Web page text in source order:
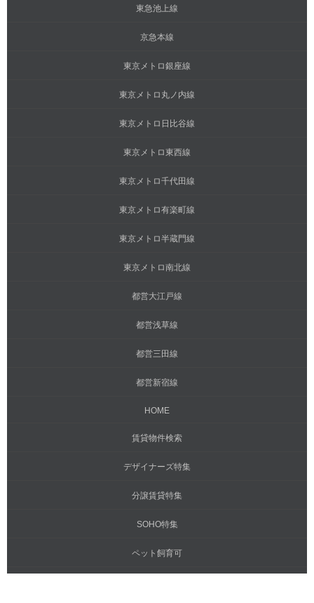
東急池上線
京急本線
東京メトロ銀座線
東京メトロ丸ノ内線
東京メトロ日比谷線
東京メトロ東西線
東京メトロ千代田線
東京メトロ有楽町線
東京メトロ半蔵門線
東京メトロ南北線
都営大江戸線
都営浅草線
都営三田線
都営新宿線
HOME
賃貸物件検索
デザイナーズ特集
分譲賃貸特集
SOHO特集
ペット飼育可